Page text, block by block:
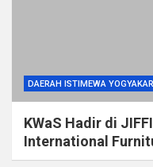
DAERAH ISTIMEWA
KWaS Hadir di
International